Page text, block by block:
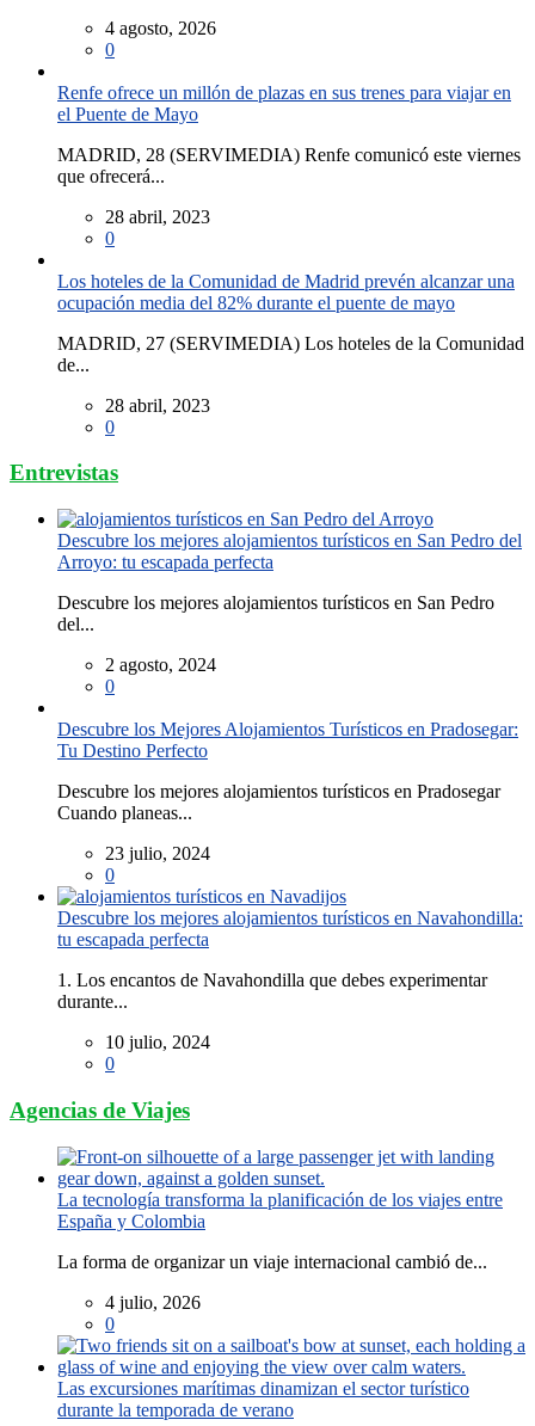
4 agosto, 2026
0
Renfe ofrece un millón de plazas en sus trenes para viajar en
el Puente de Mayo
MADRID, 28 (SERVIMEDIA) Renfe comunicó este viernes
que ofrecerá...
28 abril, 2023
0
Los hoteles de la Comunidad de Madrid prevén alcanzar una
ocupación media del 82% durante el puente de mayo
MADRID, 27 (SERVIMEDIA) Los hoteles de la Comunidad
de...
28 abril, 2023
0
Entrevistas
Descubre los mejores alojamientos turísticos en San Pedro del
Arroyo: tu escapada perfecta
Descubre los mejores alojamientos turísticos en San Pedro
del...
2 agosto, 2024
0
Descubre los Mejores Alojamientos Turísticos en Pradosegar:
Tu Destino Perfecto
Descubre los mejores alojamientos turísticos en Pradosegar
Cuando planeas...
23 julio, 2024
0
Descubre los mejores alojamientos turísticos en Navahondilla:
tu escapada perfecta
1. Los encantos de Navahondilla que debes experimentar
durante...
10 julio, 2024
0
Agencias de Viajes
La tecnología transforma la planificación de los viajes entre
España y Colombia
La forma de organizar un viaje internacional cambió de...
4 julio, 2026
0
Las excursiones marítimas dinamizan el sector turístico
durante la temporada de verano